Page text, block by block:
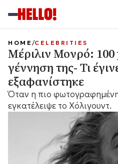
HOME CELEBRITIES
Μέριλιν Μονρό: 100
γέννηση της- Τι
εξαφανίστηκε
Όταν η πιο
εγκατέλειψε το Χόλιγουντ.